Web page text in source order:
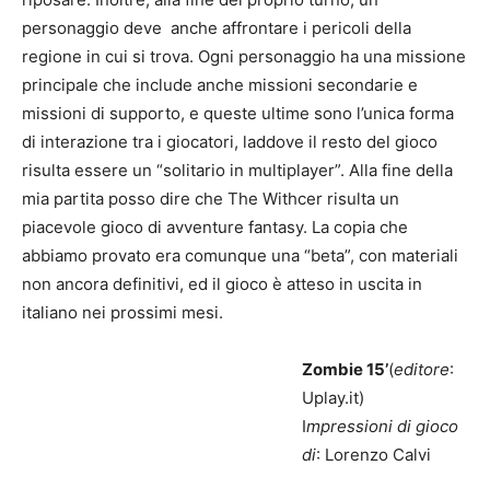
personaggio deve anche affrontare i pericoli della
regione in cui si trova. Ogni personaggio ha una missione
principale che include anche missioni secondarie e
missioni di supporto, e queste ultime sono l’unica forma
di interazione tra i giocatori, laddove il resto del gioco
risulta essere un “solitario in multiplayer”. Alla fine della
mia partita posso dire che The Withcer risulta un
piacevole gioco di avventure fantasy. La copia che
abbiamo provato era comunque una “beta”, con materiali
non ancora definitivi, ed il gioco è atteso in uscita in
italiano nei prossimi mesi.
Zombie 15’(editore:
Uplay.it)
Impressioni di gioco
di: Lorenzo Calvi